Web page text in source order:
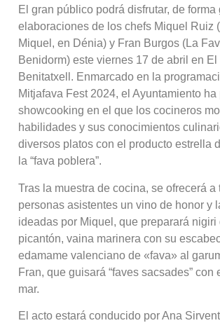
El gran público podrá disfrutar, de forma
elaboraciones de los chefs Miquel Ruiz
Miquel, en Dénia) y Fran Burgos (La
Benidorm) este viernes 17 de abril en
Benitatxell. Enmarcado en la
Mitjafava Fest 2024, el Ayuntamiento
showcooking en el que los cocineros
habilidades y sus conocimientos
diversos platos con el producto estrella
la “fava poblera”.
Tras la muestra de cocina, se ofrecerá a
personas asistentes un vino de honor y
ideadas por Miquel, que preparará nigiri
picantón, vaina marinera con su
edamame valenciano de «fava» al
Fran, que guisará “faves sacsades” con
mar.
El acto estará conducido por Ana